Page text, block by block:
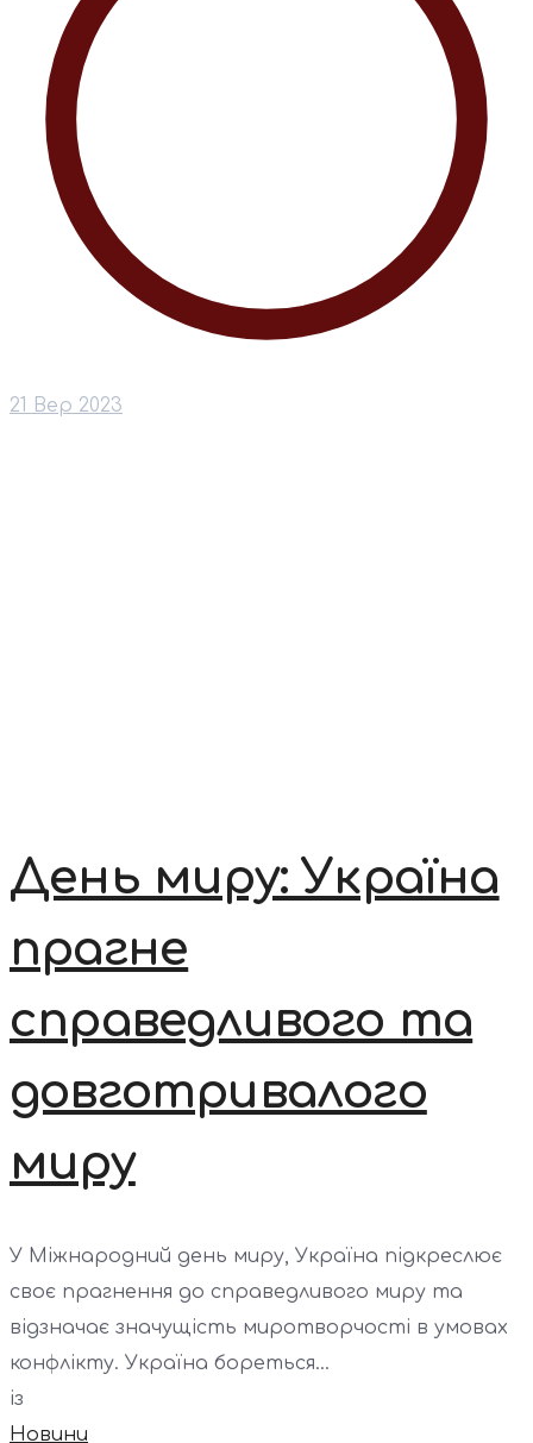
21 Вер 2023
День миру: Україна
прагне
справедливого та
довготривалого
миру
У Міжнародний день миру, Україна підкреслює
своє прагнення до справедливого миру та
відзначає значущість миротворчості в умовах
конфлікту. Україна бореться...
із
Новини